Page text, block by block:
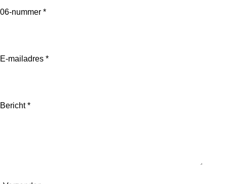
06-nummer *
E-mailadres *
Bericht *